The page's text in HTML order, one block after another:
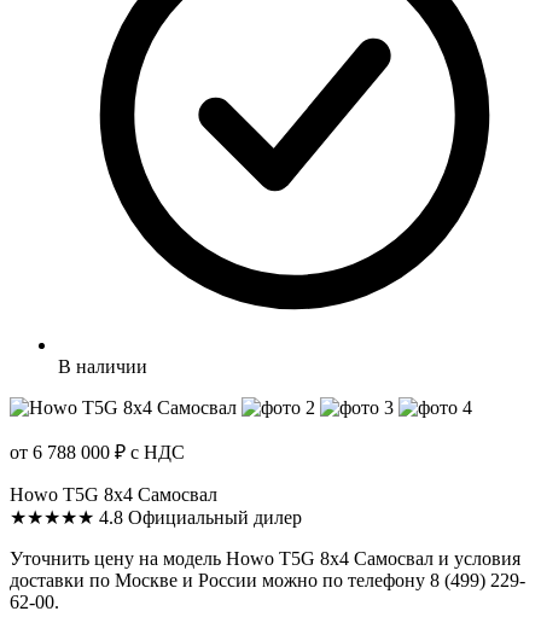
В наличии
от 6 788 000 ₽ с НДС
Howo T5G 8x4 Самосвал
★★★★★ 4.8 Официальный дилер
Уточнить цену на модель Howo T5G 8x4 Самосвал и условия
доставки по Москве и России можно по телефону 8 (499) 229-
62-00.